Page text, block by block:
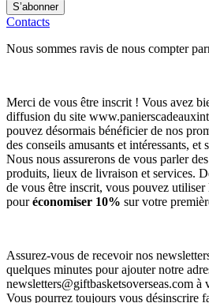
S’abonner
Contacts
Nous sommes ravis de nous compter
Merci de vous être inscrit ! Vous avez
diffusion du site
pouvez désormais bénéficier de nos
des conseils amusants et intéressants,
Nous nous assurerons de vous parler
produits, lieux de livraison et services.
de vous être inscrit, vous pouvez utiliser
pouréconomiser 10% sur votre
Assurez-vous de recevoir nos
quelques minutes pour ajouter notre
newsletters@giftbasketsoverseas.com à
Vous pourrez toujours vous désinscrire